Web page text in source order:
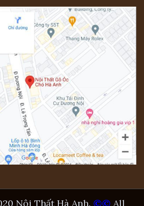
nhà chị nga vinhomes long
nhiên thịnh hành hiện nay
lim, gỗ hương… hay các
Nội Thất Hà Anh. ©© All